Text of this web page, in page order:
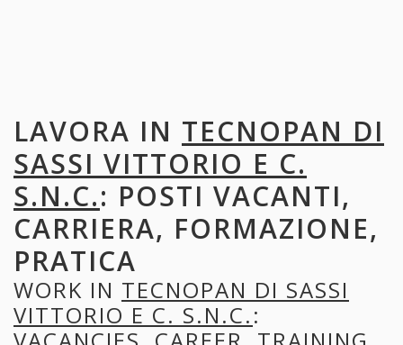
LAVORA IN TECNOPAN DI
SASSI VITTORIO E C.
S.N.C.: POSTI VACANTI,
CARRIERA, FORMAZIONE,
PRATICA
WORK IN TECNOPAN DI SASSI
VITTORIO E C. S.N.C.: